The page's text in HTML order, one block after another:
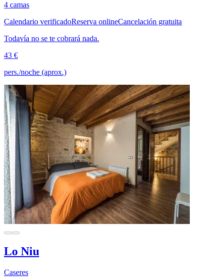
4 camas
Calendario verificadoReserva onlineCancelación gratuita
Todavía no se te cobrará nada.
43 €
pers./noche (aprox.)
Lo Niu
Caseres